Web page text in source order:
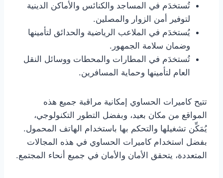
تُستخدَم في المساجد والكنائس والأماكن الدينية
لتوفير أمن الزوار والمصلين.
يُستخدَم في الملاعب الرياضية والحدائق لتأمينها
وضمان سلامة الجمهور.
تُستخدَم في المطارات والمحطات ووسائل النقل
العام لتأمينها وحماية المسافرين.
تتيح كاميرات الحساوي إمكانية مراقبة جميع هذه
المواقع من مكان بعيد، وبفضل التطور التكنولوجي،
يُمَكِّن تشغيلها والتحكم بها باستخدام الهاتف المحمول.
بفضل استخدام كاميرات الحساوي في هذه المجالات
المتعددة، يتحقق الأمان والأمان في جميع أنحاء المجتمع.